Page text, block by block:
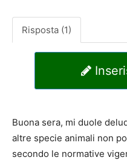
Risposta (1)
Buona sera, mi duole
altre specie animali non
secondo le normative